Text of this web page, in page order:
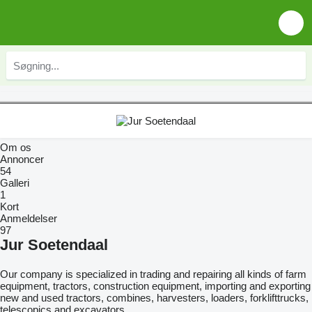
Om os
Annoncer
54
Galleri
1
Kort
Anmeldelser
97
Jur Soetendaal
Our company is specialized in trading and repairing all kinds of farm
equipment, tractors, construction equipment, importing and exporting
new and used tractors, combines, harvesters, loaders, forklifttrucks,
telescopics and excavators.